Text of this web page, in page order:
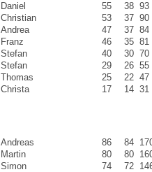
Daniel 55 38 93
Christian 53 37 90
Andrea 47 37 84
Franz 46 35 81
Stefan 40 30 70
Stefan 29 26 55
Thomas 25 22 47
Christa 17 14 31
Andreas 86 84
Martin 80 80
Simon 74 72